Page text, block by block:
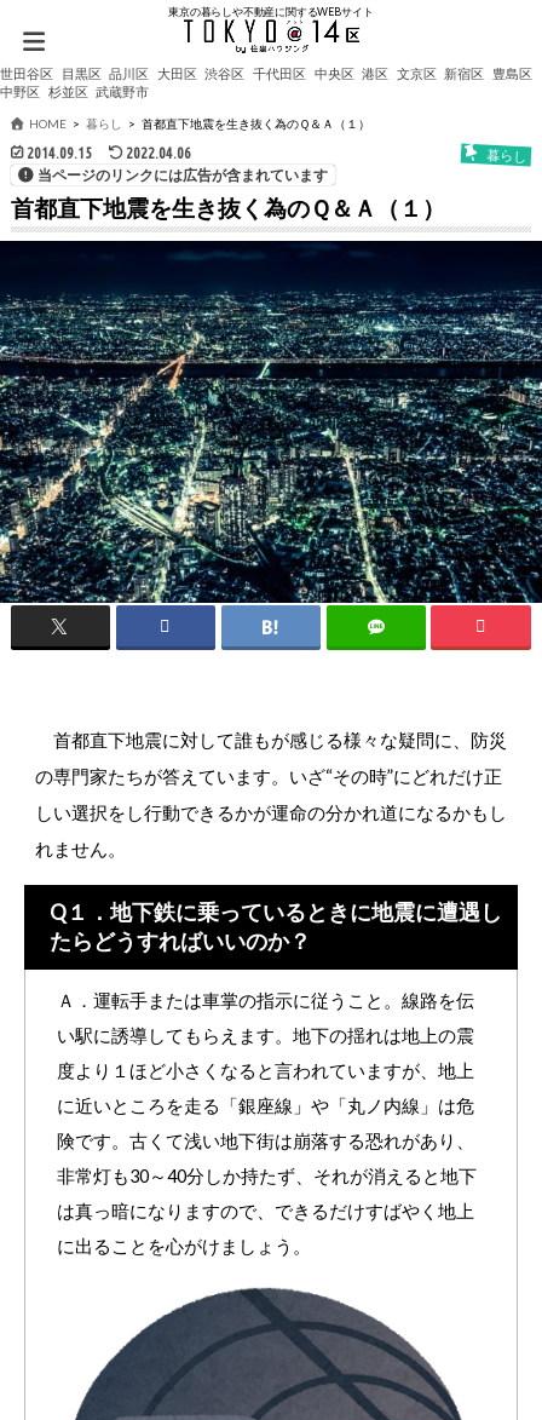
東京の暮らしや不動産に関するWEBサイト
世田谷区 目黒区 品川区 大田区 渋谷区 千代田区 中央区 港区 文京区 新宿区
豊島区
中野区 杉並区 武蔵野市
HOME 暮らし 首都直下地震を生き抜く為のＱ＆Ａ（１）
2014.09.15 2022.04.06 暮らし
当ページのリンクには広告が含まれています
首都直下地震を生き抜く為のＱ＆Ａ（１）
首都直下地震に対して誰もが感じる様々な疑問に、防災
の専門家たちが答えています。いざ“その時”にどれだけ正
しい選択をし行動できるかが運命の分かれ道になるかもし
れません。
Q１．地下鉄に乗っているときに地震に遭遇し
たらどうすればいいのか？
Ａ．運転手または車掌の指示に従うこと。線路を伝
い駅に誘導してもらえます。地下の揺れは地上の震
度より１ほど小さくなると言われていますが、地上
に近いところを走る「銀座線」や「丸ノ内線」は危
険です。古くて浅い地下街は崩落する恐れがあり、
非常灯も30～40分しか持たず、それが消えると地下
は真っ暗になりますので、できるだけすばやく地上
に出ることを心がけましょう。